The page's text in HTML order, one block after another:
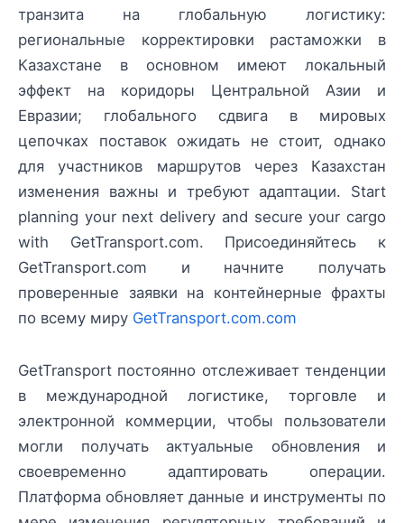
транзита на глобальную логистику:
региональные корректировки растаможки в
Казахстане в основном имеют локальный
эффект на коридоры Центральной Азии и
Евразии; глобального сдвига в мировых
цепочках поставок ожидать не стоит, однако
для участников маршрутов через Казахстан
изменения важны и требуют адаптации. Start
planning your next delivery and secure your cargo
with GetTransport.com. Присоединяйтесь к
GetTransport.com и начните получать
проверенные заявки на контейнерные фрахты
по всему миру GetTransport.com.com
GetTransport постоянно отслеживает тенденции
в международной логистике, торговле и
электронной коммерции, чтобы пользователи
могли получать актуальные обновления и
своевременно адаптировать операции.
Платформа обновляет данные и инструменты по